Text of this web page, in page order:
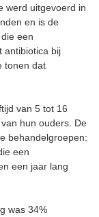
werd uitgevoerd in
en is de
een
antibiotica bij
tonen dat
van 5 tot 16
hun ouders. De
behandelgroepen:
een
een jaar lang
was 34%